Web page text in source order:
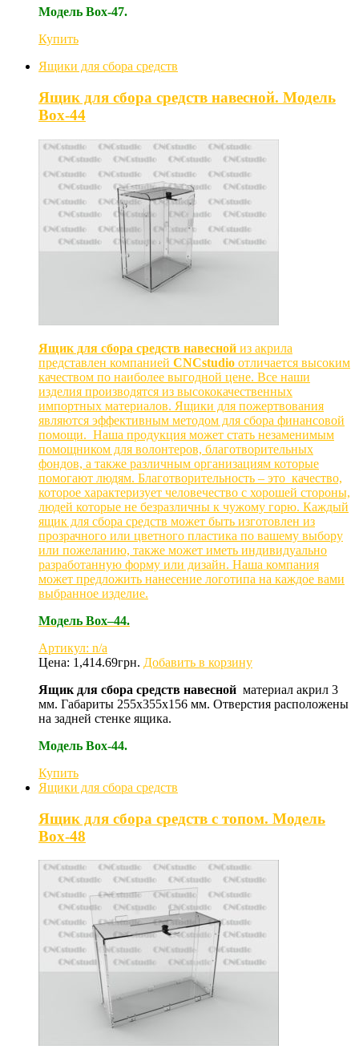
Модель Box-47.
Купить
Ящики для сбора средств
Ящик для сбора средств навесной. Модель
Box-44
Ящик для сбора средств навесной из акрила
представлен компанией CNCstudio отличается высоким
качеством по наиболее выгодной цене. Все наши
изделия производятся из высококачественных
импортных материалов. Ящики для пожертвования
являются эффективным методом для сбора финансовой
помощи. Наша продукция может стать незаменимым
помощником для волонтеров, благотворительных
фондов, а также различным организациям которые
помогают людям. Благотворительность – это качество,
которое характеризует человечество с хорошей стороны,
людей которые не безразличны к чужому горю. Каждый
ящик для сбора средств может быть изготовлен из
прозрачного или цветного пластика по вашему выбору
или пожеланию, также может иметь индивидуально
разработанную форму или дизайн. Наша компания
может предложить нанесение логотипа на каждое вами
выбранное изделие.
Модель Box–44.
Артикул: n/a
Цена: 1,414.69грн. Добавить в корзину
Ящик для сбора средств навесной материал акрил 3
мм. Габариты 255х355х156 мм. Отверстия расположены
на задней стенке ящика.
Модель Box-44.
Купить
Ящики для сбора средств
Ящик для сбора средств с топом. Модель
Box-48